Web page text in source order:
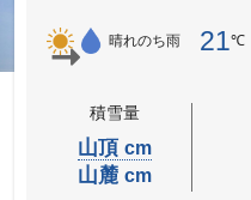
晴れのち雨 21℃
積雪量
山頂cm
山麓cm